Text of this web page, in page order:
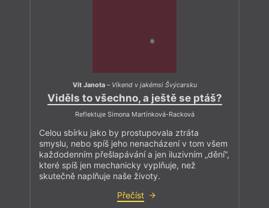
Vít Janota– Víkend v jakémsi Švýcarsku
Viděls to všechno, a ještě se ptáš?
Reflektuje Simona Martínková-Racková
Celou sbírku jako by prostupovala ztráta
smyslu, nebo spíš jeho nenacházení v tom všem
každodenním přešlapávání a jen iluzivním „dění“,
které spíš jen mechanicky vyplňuje, než
skutečně naplňuje naše životy.
Přečíst